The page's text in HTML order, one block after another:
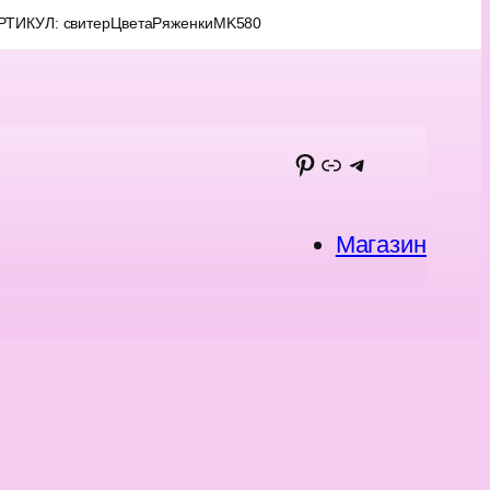
свитерЦветаРяженкиMK580
Pinterest
МаксTelegram
Магазин